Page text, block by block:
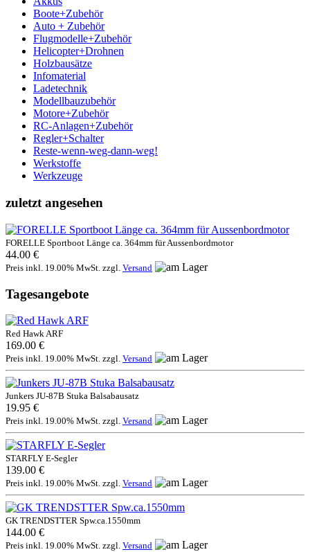
Boote+Zubehör
Auto + Zubehör
Flugmodelle+Zubehör
Helicopter+Drohnen
Holzbausätze
Infomaterial
Ladetechnik
Modellbauzubehör
Motore+Zubehör
RC-Anlagen+Zubehör
Regler+Schalter
Reste-wenn-weg-dann-weg!
Werkstoffe
Werkzeuge
zuletzt angesehen
FORELLE Sportboot Länge ca. 364mm für Aussenbordmotor
44.00 €
Preis inkl. 19.00% MwSt. zzgl. Versand
Tagesangebote
Red Hawk ARF
169.00 €
Preis inkl. 19.00% MwSt. zzgl. Versand
Junkers JU-87B Stuka Balsabausatz
19.95 €
Preis inkl. 19.00% MwSt. zzgl. Versand
STARFLY E-Segler
139.00 €
Preis inkl. 19.00% MwSt. zzgl. Versand
GK TRENDSTTER Spw.ca.1550mm
144.00 €
Preis inkl. 19.00% MwSt. zzgl. Versand